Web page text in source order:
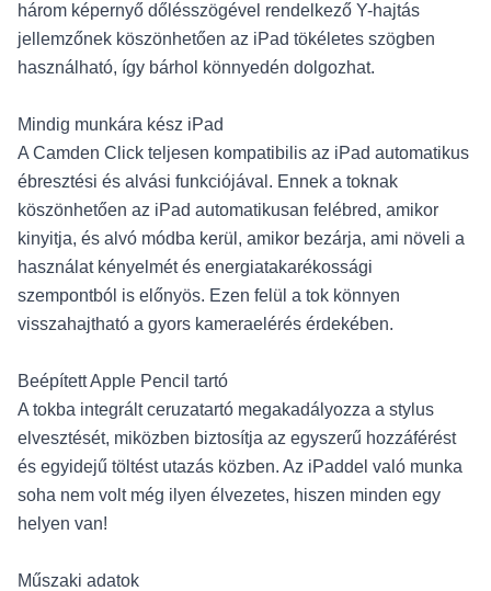
három képernyő dőlésszögével rendelkező Y-hajtás
jellemzőnek köszönhetően az iPad tökéletes szögben
használható, így bárhol könnyedén dolgozhat.
Mindig munkára kész iPad
A Camden Click teljesen kompatibilis az iPad automatikus
ébresztési és alvási funkciójával. Ennek a toknak
köszönhetően az iPad automatikusan felébred, amikor
kinyitja, és alvó módba kerül, amikor bezárja, ami növeli a
használat kényelmét és energiatakarékossági
szempontból is előnyös. Ezen felül a tok könnyen
visszahajtható a gyors kameraelérés érdekében.
Beépített Apple Pencil tartó
A tokba integrált ceruzatartó megakadályozza a stylus
elvesztését, miközben biztosítja az egyszerű hozzáférést
és egyidejű töltést utazás közben. Az iPaddel való munka
soha nem volt még ilyen élvezetes, hiszen minden egy
helyen van!
Műszaki adatok